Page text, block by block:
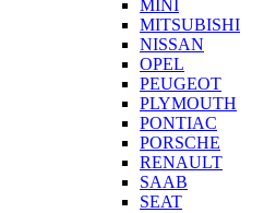
MINI
MITSUBISHI
NISSAN
OPEL
PEUGEOT
PLYMOUTH
PONTIAC
PORSCHE
RENAULT
SAAB
SEAT